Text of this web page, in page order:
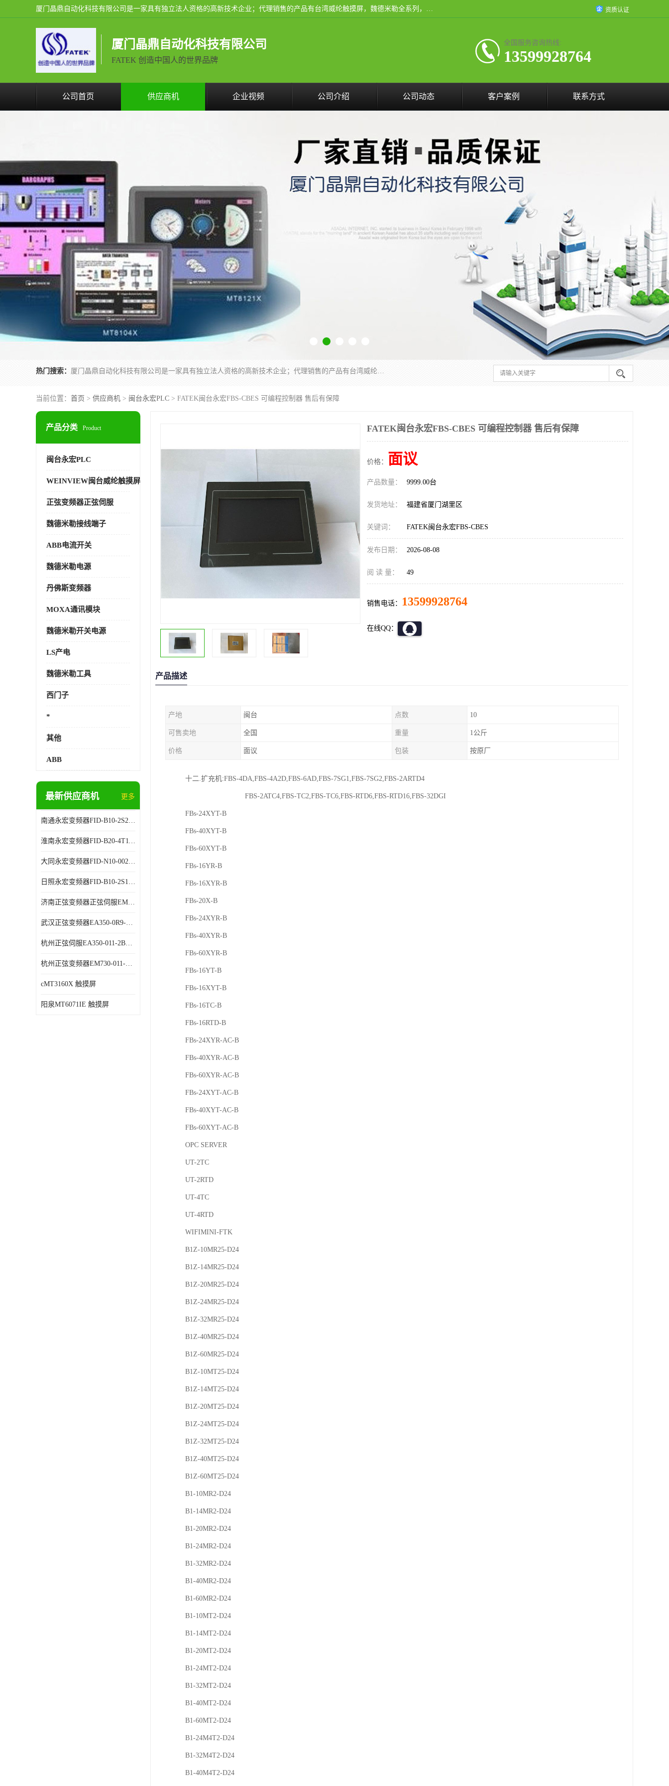
厦门晶鼎自动化科技有限公司是一家具有独立法人资格的高新技术企业；代理销售的产品有台湾威纶触摸屏，魏德米勒全系列，永宏触摸屏,威纶触摸屏,台湾威纶weinview触摸屏,台湾永宏PLC，FATEK,永宏伺服,图儿克总线，施耐德，欧姆龙，西门子，富士变频，K&N蓝系列， BUSSMANN，松下变频器，丹佛斯变频器等。 资质认证
厦门晶鼎自动化科技有限公司
FATEK 创造中国人的世界品牌
全国服务咨询热线:
13599928764
公司首页 供应商机 企业视频 公司介绍 公司动态 客户案例 联系方式
热门搜索： 厦门晶鼎自动化科技有限公司是一家具有独立法人资格的高新技术企业；代理销售的产品有台湾威纶触摸屏，魏德米勒全系列，永宏触摸屏,威纶触摸屏,台湾威纶weinview触摸屏,台湾永宏PLC，FATEK,永宏伺服,图儿克总线，施耐德，欧姆龙，西门子，富士变频，K&N蓝系列， BUSSMANN，松下变频器，丹佛斯变频器等。
当前位置： 首页 > 供应商机 > 闽台永宏PLC > FATEK闽台永宏FBS-CBES 可编程控制器 售后有保障
产品分类 Product
闽台永宏PLC
WEINVIEW闽台威纶触摸屏
正弦变频器正弦伺服
魏德米勒接线端子
ABB电流开关
魏德米勒电源
丹佛斯变频器
MOXA通讯模块
魏德米勒开关电源
LS产电
魏德米勒工具
西门子
*
其他
ABB
最新供应商机 更多
南通永宏变频器FID-B10-2S2.2G 厂家销售
淮南永宏变频器FID-B20-4T11G 厂家销售
大同永宏变频器FID-N10-002243 厂家销售
日照永宏变频器FID-B10-2S1.5G 代理商销售
济南正弦变频器正弦伺服EM730-315-3代理商 变频器 代理商销售
武汉正弦变频器EA350-0R9-1B代理商 变频器 代理商销售
杭州正弦伺服EA350-011-2B代理商 变频器 代理商销售
杭州正弦变频器EM730-011-3B代理商 变频器 代理商销售
cMT3160X 触摸屏
阳泉MT6071IE 触摸屏
FATEK闽台永宏FBS-CBES 可编程控制器 售后有保障
价格： 面议
产品数量： 9999.00台
发货地址： 福建省厦门湖里区
关键词： FATEK闽台永宏FBS-CBES
发布日期： 2026-08-08
阅 读 量： 49
销售电话： 13599928764
在线QQ：
产品描述
产地 闽台 点数 10
可售卖地 全国 重量 1公斤
价格 面议 包装 按原厂
十二.扩充机:FBS-4DA,FBS-4A2D,FBS-6AD,FBS-7SG1,FBS-7SG2,FBS-2ARTD4
FBS-2ATC4,FBS-TC2,FBS-TC6,FBS-RTD6,FBS-RTD16,FBS-32DGI
FBs-24XYT-B
FBs-40XYT-B
FBs-60XYT-B
FBs-16YR-B
FBs-16XYR-B
FBs-20X-B
FBs-24XYR-B
FBs-40XYR-B
FBs-60XYR-B
FBs-16YT-B
FBs-16XYT-B
FBs-16TC-B
FBs-16RTD-B
FBs-24XYR-AC-B
FBs-40XYR-AC-B
FBs-60XYR-AC-B
FBs-24XYT-AC-B
FBs-40XYT-AC-B
FBs-60XYT-AC-B
OPC SERVER
UT-2TC
UT-2RTD
UT-4TC
UT-4RTD
WIFIMINI-FTK
B1Z-10MR25-D24
B1Z-14MR25-D24
B1Z-20MR25-D24
B1Z-24MR25-D24
B1Z-32MR25-D24
B1Z-40MR25-D24
B1Z-60MR25-D24
B1Z-10MT25-D24
B1Z-14MT25-D24
B1Z-20MT25-D24
B1Z-24MT25-D24
B1Z-32MT25-D24
B1Z-40MT25-D24
B1Z-60MT25-D24
B1-10MR2-D24
B1-14MR2-D24
B1-20MR2-D24
B1-24MR2-D24
B1-32MR2-D24
B1-40MR2-D24
B1-60MR2-D24
B1-10MT2-D24
B1-14MT2-D24
B1-20MT2-D24
B1-24MT2-D24
B1-32MT2-D24
B1-40MT2-D24
B1-60MT2-D24
B1-24M4T2-D24
B1-32M4T2-D24
B1-40M4T2-D24